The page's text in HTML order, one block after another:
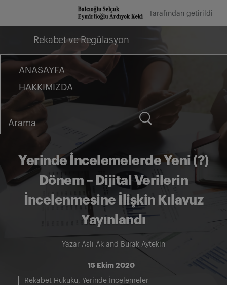
geç
Tarafından getirildi
Rekabet ve Regülasyon
ANASAYFA
HAKKIMIZDA
Arama
for:
Yerinde İncelemelerde Yeni (?)
Dönem – Dijital Verilerin
İncelenmesine İlişkin Kılavuz
Yayınlandı
Yazar Aslı Ak and Burak Aytekin
15 Ekim 2020
Rekabet Hukuku Yerinde İncelemeler